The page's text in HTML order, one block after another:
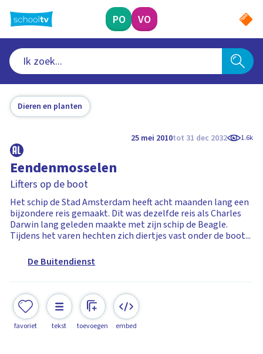
naar
hoofdinhoud
PO VO
Dieren en planten
25 mei 2010tot 31 dec 2032 1.6k
Eendenmosselen
Lifters op de boot
Het schip de Stad Amsterdam heeft acht maanden lang een
bijzondere reis gemaakt. Dit was dezelfde reis als Charles
Darwin lang geleden maakte met zijn schip de Beagle.
Tijdens het varen hechten zich diertjes vast onder de boot...
De Buitendienst
favoriet tekst toevoegen embed